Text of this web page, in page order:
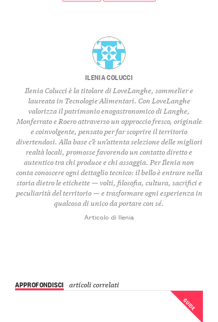
ILENIA COLUCCI
Ilenia Colucci è la titolare di LoveLanghe, sommelier e
laureata in Tecnologie Alimentari. Con LoveLanghe
valorizza il patrimonio enogastronomico di Langhe,
Monferrato e Roero attraverso un approccio fresco, originale
e coinvolgente, pensato per far scoprire il territorio
divertendosi. Alla base c’è un’attenta selezione delle migliori
realtà locali, promosse favorendo un contatto diretto e
autentico tra chi produce e chi assaggia. Per Ilenia non
conta conoscere ogni dettaglio tecnico: il bello è entrare nella
storia dietro le etichette — volti, filosofia, cultura, sacrifici e
peculiarità del territorio — e trasformare ogni esperienza in
qualcosa di unico da portare con sé.
Articolo di Ilenia
APPROFONDISCI articoli correlati
GUIDE